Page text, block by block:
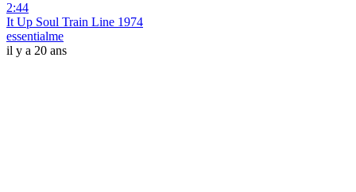
2:44
It Up Soul Train Line 1974
essentialme
il y a 20 ans